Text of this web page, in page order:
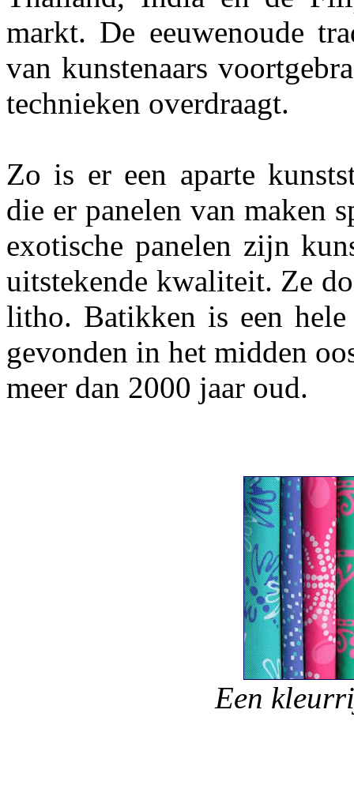
markt. De eeuwenoude
van kunstenaars
technieken overdraagt.
Zo is er een aparte
die er panelen van maken
exotische panelen zijn
uitstekende kwaliteit. Ze
litho. Batikken is een
gevonden in het midden
meer dan 2000 jaar oud.
Een